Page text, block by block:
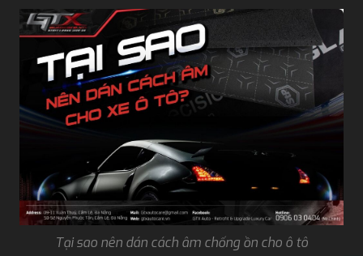
Tại sao nên dán cách âm chống ồn cho ô tô